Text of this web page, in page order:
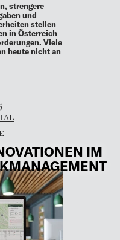
strengere
und
stellen
in Österreich
Viele
heute nicht an
IM